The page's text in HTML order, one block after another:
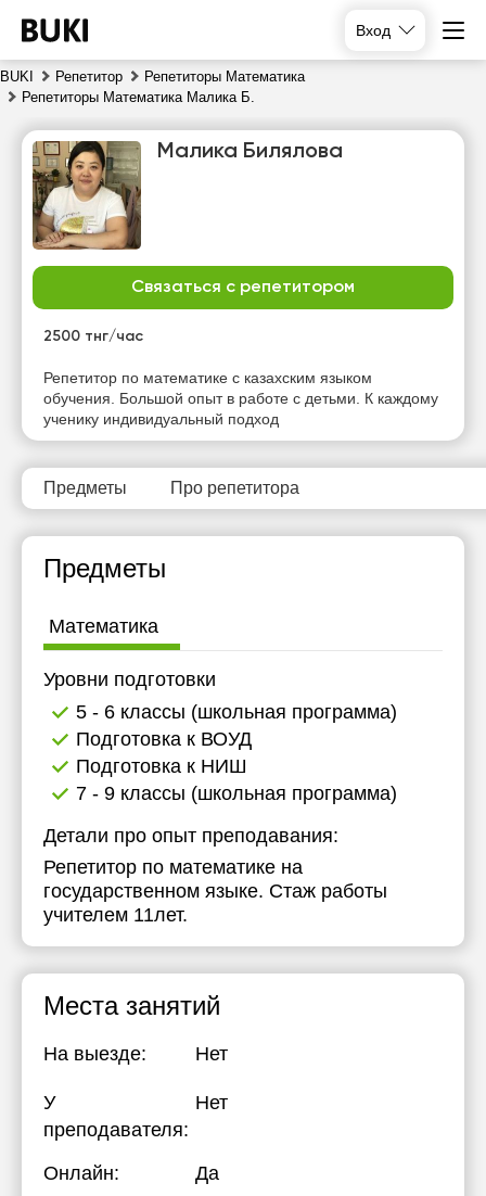
Вход
BUKI Репетитор
Репетиторы Математика
Репетиторы Математика Малика Б.
Малика Билялова
Связаться с репетитором
2500 тнг/час
Репетитор по математике с казахским языком
обучения. Большой опыт в работе с детьми. К каждому
ученику индивидуальный подход
Предметы Про репетитора
Предметы
Математика
Уровни подготовки
5 - 6 классы (школьная программа)
Подготовка к ВОУД
Подготовка к НИШ
7 - 9 классы (школьная программа)
Детали про опыт преподавания:
Репетитор по математике на
государственном языке. Стаж работы
учителем 11лет.
Места занятий
На выезде: Нет
У
преподавателя:
Нет
Онлайн: Да
пт
сб
Нет
свободных
часов
14:00
14:30
15:00
15:30
17:30
18:00
19:00
19:30
20:00
20:30
Нет
свободных
часов
свободных